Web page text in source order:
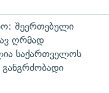
შეერთებული
ღრმად
საქართველოს